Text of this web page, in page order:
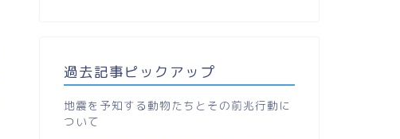
過去記事ピックアップ
地震を予知する動物たちとその前兆行動に
ついて